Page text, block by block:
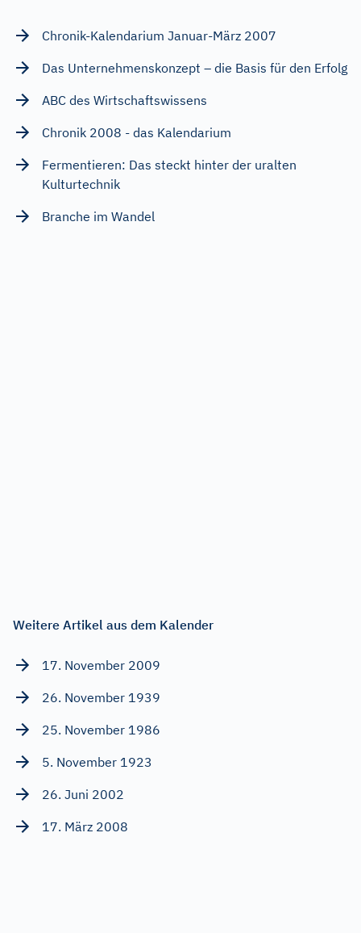
Chronik-Kalendarium Januar-März 2007
Das Unternehmenskonzept – die Basis für den Erfolg
ABC des Wirtschaftswissens
Chronik 2008 - das Kalendarium
Fermentieren: Das steckt hinter der uralten
Kulturtechnik
Branche im Wandel
Weitere Artikel aus dem Kalender
17. November 2009
26. November 1939
25. November 1986
5. November 1923
26. Juni 2002
17. März 2008